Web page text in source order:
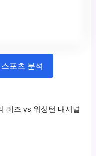
스포츠 분석
레즈 vs 워싱턴 내셔널